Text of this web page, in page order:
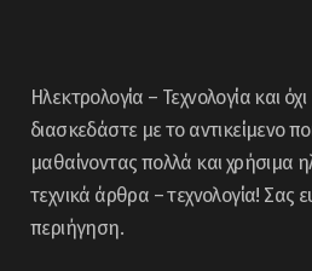
Ηλεκτρολογία – Τεχνολογία και
διασκεδάστε με το αντικείμενο
μαθαίνοντας πολλά και χρήσιμα
τεχνικά άρθρα – τεχνολογία! Σας
περιήγηση.